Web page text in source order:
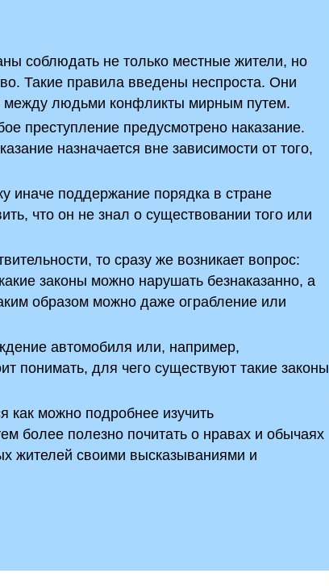
соблюдать не только местные жители, но
Такие правила введены неспроста. Они
между людьми конфликты мирным путем.
преступление предусмотрено наказание.
назначается вне зависимости от того,
иначе поддержание порядка в стране
что он не знал о существовании того или
то сразу же возникает вопрос:
законы можно нарушать безнаказанно, а
образом можно даже ограбление или
автомобиля или, например,
понимать, для чего существуют такие законы
как можно подробнее изучить
более полезно почитать о нравах и обычаях
жителей своими высказываниями и